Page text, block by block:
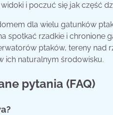
i poczuć się jak część
dla wielu gatunków
spotkać rzadkie i chronione
ptaków, tereny nad
ich naturalnym środowisku.
pytania (FAQ)